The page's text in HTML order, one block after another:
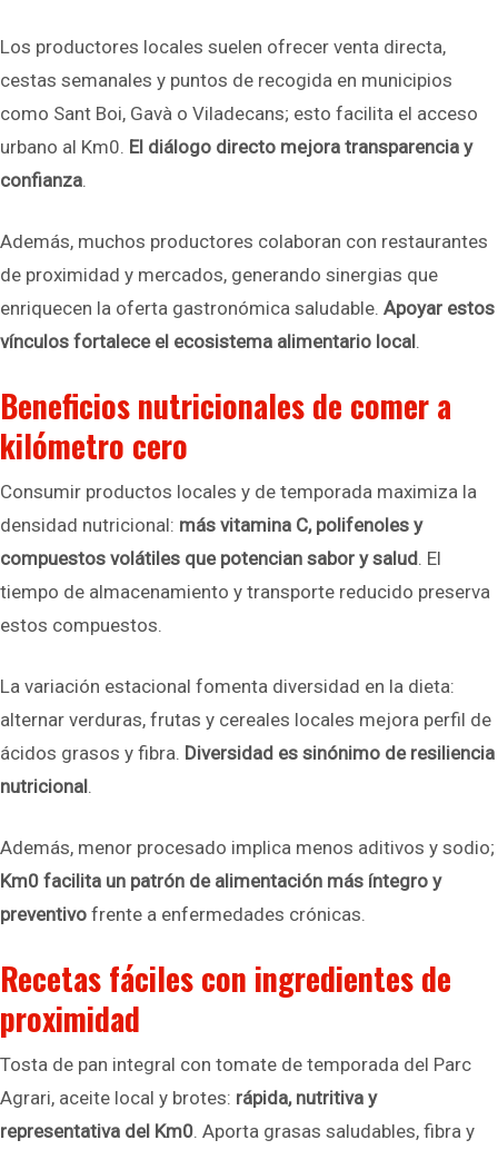
Los productores locales suelen ofrecer venta directa,
cestas semanales y puntos de recogida en municipios
como Sant Boi, Gavà o Viladecans; esto facilita el acceso
urbano al Km0. El diálogo directo mejora transparencia y
confianza.
Además, muchos productores colaboran con restaurantes
de proximidad y mercados, generando sinergias que
enriquecen la oferta gastronómica saludable. Apoyar estos
vínculos fortalece el ecosistema alimentario local.
Beneficios nutricionales de comer a
kilómetro cero
Consumir productos locales y de temporada maximiza la
densidad nutricional: más vitamina C, polifenoles y
compuestos volátiles que potencian sabor y salud. El
tiempo de almacenamiento y transporte reducido preserva
estos compuestos.
La variación estacional fomenta diversidad en la dieta:
alternar verduras, frutas y cereales locales mejora perfil de
ácidos grasos y fibra. Diversidad es sinónimo de resiliencia
nutricional.
Además, menor procesado implica menos aditivos y sodio;
Km0 facilita un patrón de alimentación más íntegro y
preventivo frente a enfermedades crónicas.
Recetas fáciles con ingredientes de
proximidad
Tosta de pan integral con tomate de temporada del Parc
Agrari, aceite local y brotes: rápida, nutritiva y
representativa del Km0. Aporta grasas saludables, fibra y